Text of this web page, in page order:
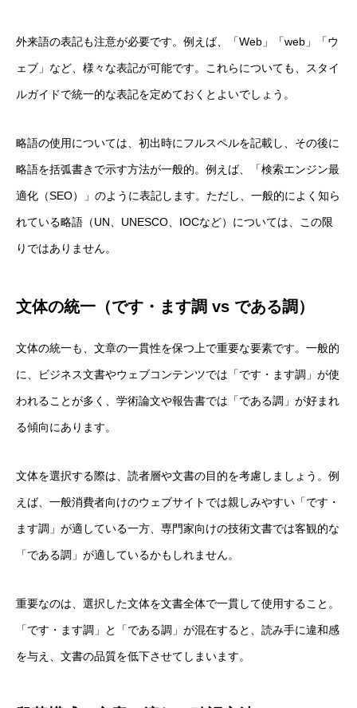
外来語の表記も注意が必要です。例えば、「Web」「web」「ウ
ェブ」など、様々な表記が可能です。これらについても、スタイ
ルガイドで統一的な表記を定めておくとよいでしょう。
略語の使用については、初出時にフルスペルを記載し、その後に
略語を括弧書きで示す方法が一般的。例えば、「検索エンジン最
適化（SEO）」のように表記します。ただし、一般的によく知ら
れている略語（UN、UNESCO、IOCなど）については、この限
りではありません。
文体の統一（です・ます調 vs である調）
文体の統一も、文章の一貫性を保つ上で重要な要素です。一般的
に、ビジネス文書やウェブコンテンツでは「です・ます調」が使
われることが多く、学術論文や報告書では「である調」が好まれ
る傾向にあります。
文体を選択する際は、読者層や文書の目的を考慮しましょう。例
えば、一般消費者向けのウェブサイトでは親しみやすい「です・
ます調」が適している一方、専門家向けの技術文書では客観的な
「である調」が適しているかもしれません。
重要なのは、選択した文体を文書全体で一貫して使用すること。
「です・ます調」と「である調」が混在すると、読み手に違和感
を与え、文書の品質を低下させてしまいます。